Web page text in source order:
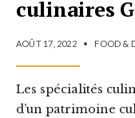
culinaires
AOÛT 17, 2022 • FOOD &
Les spécialités
d’un patrimoine